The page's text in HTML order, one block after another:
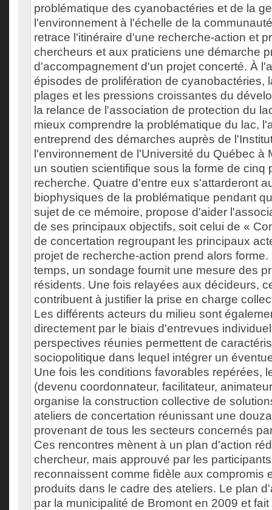
problématique des cyanobactéries et de la
l'environnement à l'échelle de la
retrace l'itinéraire d'une recherche-action et
chercheurs et aux praticiens une démarche
d'accompagnement d'un projet concerté. À
épisodes de prolifération de cyanobactéries,
plages et les pressions croissantes du
la relance de l'association de protection du
mieux comprendre la problématique du lac,
entreprend des démarches auprès de
l'environnement de l'Université du Québec à
un soutien scientifique sous la forme de cinq
recherche. Quatre d'entre eux s'attarderont
biophysiques de la problématique pendant
sujet de ce mémoire, propose d'aider
de ses principaux objectifs, soit celui de «
de concertation regroupant les principaux
projet de recherche-action prend alors
temps, un sondage fournit une mesure des
résidents. Une fois relayées aux décideurs,
contribuent à justifier la prise en charge
Les différents acteurs du milieu sont
directement par le biais d'entrevues
perspectives réunies permettent de
sociopolitique dans lequel intégrer un
Une fois les conditions favorables repérées,
(devenu coordonnateur, facilitateur,
organise la construction collective de
ateliers de concertation réunissant une
provenant de tous les secteurs concernés
Ces rencontres mènent à un plan d'action
chercheur, mais approuvé par les
reconnaissent comme fidèle aux compromis
produits dans le cadre des ateliers. Le plan
par la municipalité de Bromont en 2009 et